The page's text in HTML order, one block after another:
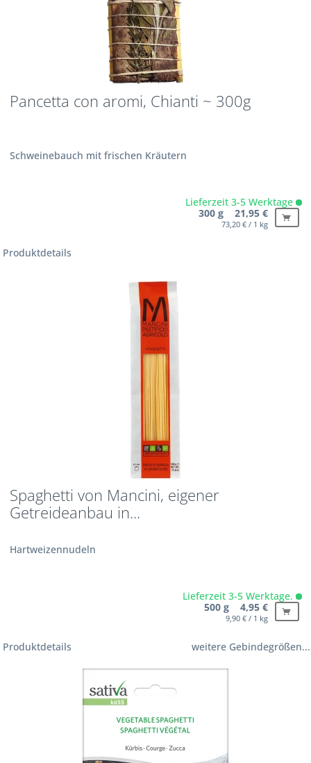
Pancetta con aromi, Chianti ~ 300g
Schweinebauch mit frischen Kräutern
Lieferzeit 3-5 Werktage
300 g 21,95 €
73,20 € / 1 kg
Produktdetails
Spaghetti von Mancini, eigener
Getreideanbau in...
Hartweizennudeln
Lieferzeit 3-5 Werktage.
500 g 4,95 €
9,90 € / 1 kg
Produktdetails weitere Gebindegrößen...